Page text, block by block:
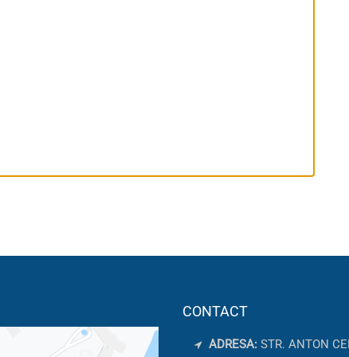
CONTACT
ADRESA: STR. ANTON